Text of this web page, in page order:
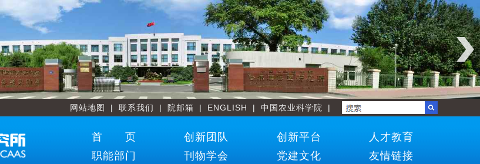
网站地图 | 联系我们 | 院邮箱 | ENGLISH | 中国农业科学院 |
首 页 创新团队 创新平台
人才教育
职能部门
刊物学会 党建文化 友情链接